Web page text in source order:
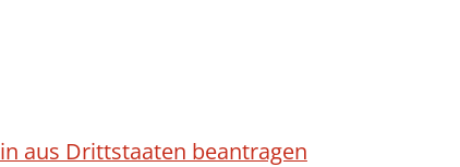
aus Drittstaaten beantragen